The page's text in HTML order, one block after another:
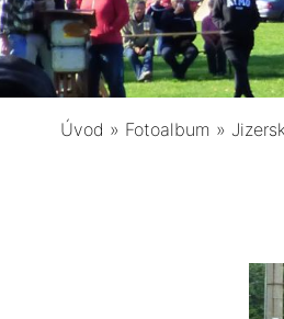
Úvod » Fotoalbum »